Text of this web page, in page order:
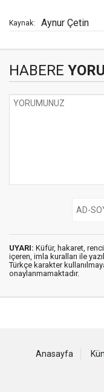
Kaynak: Aynur Çetin
HABERE
UYARI: Küfür, hakaret,
içeren, imla kuralları ile
Türkçe karakter
onaylanmamaktadır.
Anasayfa